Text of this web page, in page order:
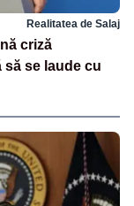
Realitatea de Salaj
criză
se laude cu